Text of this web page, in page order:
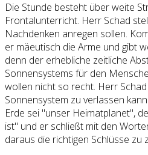
Die Stunde besteht über weite
Frontalunterricht. Herr Schad
Nachdenken anregen sollen.
er mäeutisch die Arme und gibt
denn der erhebliche zeitliche
Sonnensystems für den
wollen nicht so recht. Herr
Sonnensystem zu verlassen
Erde sei "unser Heimatplanet",
ist" und er schließt mit den
daraus die richtigen Schlüsse zu